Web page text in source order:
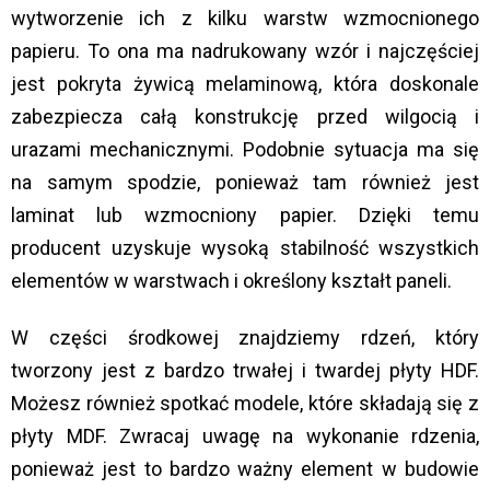
wytworzenie ich z kilku warstw wzmocnionego
papieru. To ona ma nadrukowany wzór i najczęściej
jest pokryta żywicą melaminową, która doskonale
zabezpiecza całą konstrukcję przed wilgocią i
urazami mechanicznymi. Podobnie sytuacja ma się
na samym spodzie, ponieważ tam również jest
laminat lub wzmocniony papier. Dzięki temu
producent uzyskuje wysoką stabilność wszystkich
elementów w warstwach i określony kształt paneli.
W części środkowej znajdziemy rdzeń, który
tworzony jest z bardzo trwałej i twardej płyty HDF.
Możesz również spotkać modele, które składają się z
płyty MDF. Zwracaj uwagę na wykonanie rdzenia,
ponieważ jest to bardzo ważny element w budowie